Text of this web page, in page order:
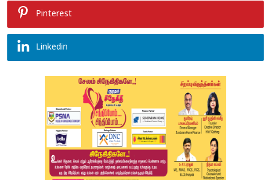
Pinterest
Linkedin